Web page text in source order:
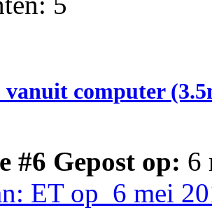
computer
#6 Gepost op: 6
ET op 6 mei